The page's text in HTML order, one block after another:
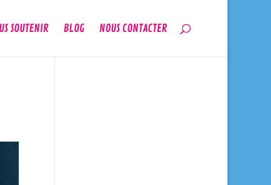
SOUTENIR BLOG NOUS CONTACTER